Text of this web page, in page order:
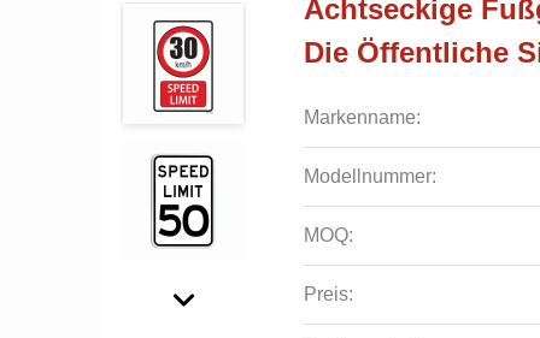
Achtseckige
Die Öffentliche
Markenname:
Modellnummer:
MOQ:
Preis: